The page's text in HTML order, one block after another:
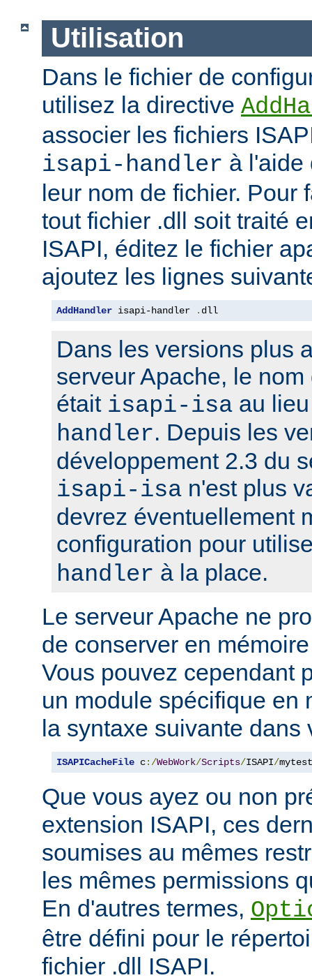
Utilisation
Dans le fichier de
utilisez la directive
associer les fichiers
isapi-handler à l'aide
leur nom de fichier. Pour
tout fichier .dll soit traité
ISAPI, éditez le fichier
ajoutez les lignes
AddHandler isapi-handler . dll
Dans les versions plus
serveur Apache, le
était isapi-isa au
handler. Depuis les
développement 2.3 du
isapi-isa n'est plus
devrez éventuellement
configuration pour
handler à la place.
Le serveur Apache ne
de conserver en
Vous pouvez cependant
un module spécifique en
la syntaxe suivante dans
ISAPICacheFile c:/WebWork/Scripts/ISAPI/mytest
Que vous ayez ou non
extension ISAPI, ces
soumises au mêmes
les mêmes permissions
En d'autres termes,
être défini pour le
fichier .dll ISAPI.